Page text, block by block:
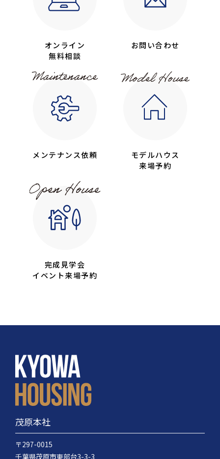
オンライン
無料相談
お問い合わせ
メンテナンス依頼
モデルハウス
来場予約
完成見学会
イベント来場予約
茂原本社
〒297-0015
千葉県茂原市東部台3-3-3